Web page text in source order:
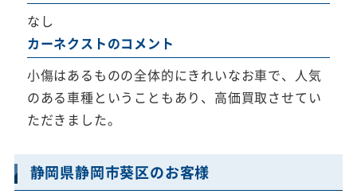
なし
カーネクストのコメント
小傷はあるものの全体的にきれいなお車で、人気
のある車種ということもあり、高価買取させてい
ただきました。
静岡県静岡市葵区のお客様